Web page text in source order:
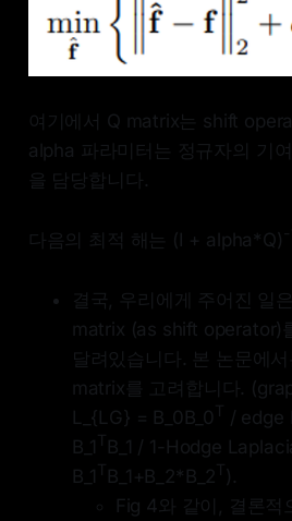
여기에서 Q matrix는 shift
alpha 파라미터는 정규자의 기
을 담당합니다.
다음의 최적 해는 (I + alpha*Q)-1
결국, 우리에게 주어진 일
matrix (as shift operator)
달려있습니다. 본 논문에
matrix를 고려합니다.
L_{LG} = B_0B_0
/ edge
B_1
B_1 / 1-Hodge
B_1
B_1+B_2*B_2
).
Fig 4와 같이, 결론적